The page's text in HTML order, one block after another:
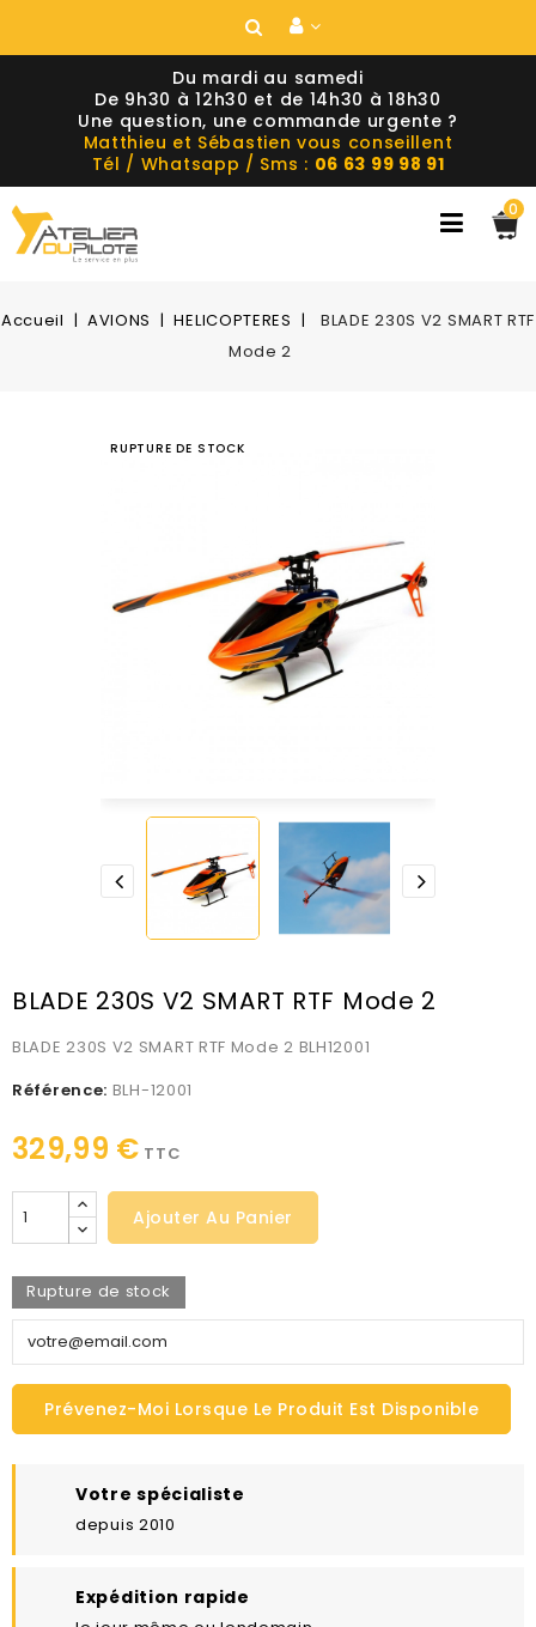
Du mardi au samedi
De 9h30 à 12h30 et de 14h30 à 18h30
Une question, une commande urgente ?
Matthieu et Sébastien vous conseillent
Tél / Whatsapp / Sms : 06 63 99 98 91
0
Accueil AVIONS HELICOPTERES
BLADE 230S V2 SMART RTF
Mode 2
RUPTURE DE STOCK
BLADE 230S V2 SMART RTF Mode 2
BLADE 230S V2 SMART RTF Mode 2 BLH12001
Référence: BLH-12001
329,99 € TTC
Ajouter Au Panier
Rupture de stock
Prévenez-Moi Lorsque Le Produit Est Disponible
Votre spécialiste
depuis 2010
Expédition rapide